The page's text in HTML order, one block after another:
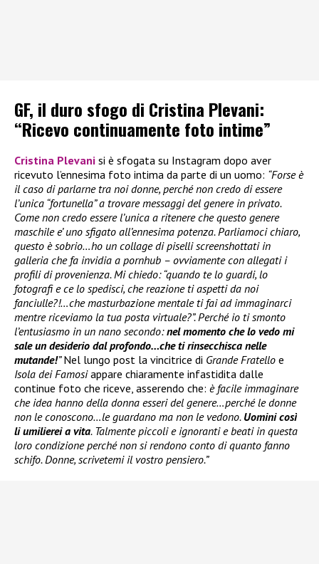
GF, il duro sfogo di Cristina Plevani:
“Ricevo continuamente foto intime”
Cristina Plevani si è sfogata su Instagram dopo aver
ricevuto l’ennesima foto intima da parte di un uomo: “Forse è
il caso di parlarne tra noi donne, perché non credo di essere
l’unica “fortunella” a trovare messaggi del genere in privato.
Come non credo essere l’unica a ritenere che questo genere
maschile e’ uno sfigato all’ennesima potenza. Parliamoci chiaro,
questo è sobrio…ho un collage di piselli screenshottati in
galleria che fa invidia a pornhub – ovviamente con allegati i
profili di provenienza. Mi chiedo: “quando te lo guardi, lo
fotografi e ce lo spedisci, che reazione ti aspetti da noi
fanciulle?!…che masturbazione mentale ti fai ad immaginarci
mentre riceviamo la tua posta virtuale?”. Perché io ti smonto
l’entusiasmo in un nano secondo:nel momento che lo vedo mi
sale un desiderio dal profondo…che ti rinsecchisca nelle
mutande!”Nel lungo post la vincitrice di Grande Fratello e
Isola dei Famosiappare chiaramente infastidita dalle
continue foto che riceve, asserendo che: è facile immaginare
che idea hanno della donna esseri del genere…perché le donne
non le conoscono…le guardano ma non le vedono. Uomini così
li umilierei a vita. Talmente piccoli e ignoranti e beati in questa
loro condizione perché non si rendono conto di quanto fanno
schifo. Donne, scrivetemi il vostro pensiero.”